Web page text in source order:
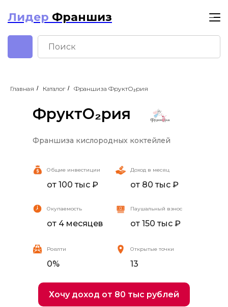
Лидер Франшиз
Главная / Каталог / Франшиза ФруктО₂рия
Франшиза кислородных коктейлей
Общие инвестиции
от 100 тыс ₽
Окупаемость
от 4 месяцев
Доход в месяц
от 80 тыс ₽
Открытые точки
13
Роялти
0%
Паушальный взнос
от 150 тыс ₽
Хочу доход от 80 тыс рублей
ФруктО₂рия